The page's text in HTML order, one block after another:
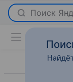
Поиск